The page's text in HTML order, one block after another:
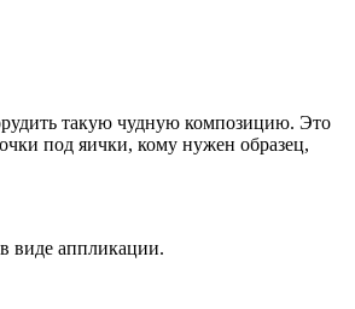
такую чудную композицию. Это
под яички, кому нужен образец,
виде аппликации.